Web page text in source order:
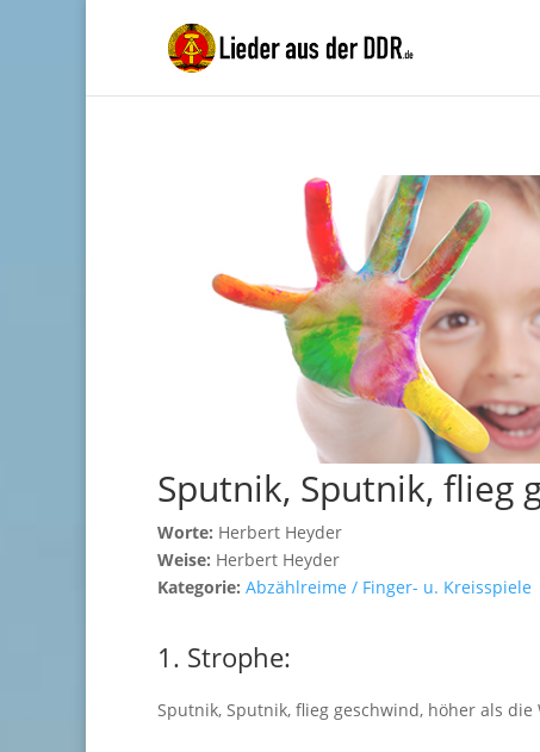
Sputnik, Sputnik, flieg
Worte: Herbert Heyder
Weise: Herbert Heyder
Kategorie: Abzählreime / Finger- u. Kreisspiele
1. Strophe:
Sputnik, Sputnik, flieg geschwind, höher als